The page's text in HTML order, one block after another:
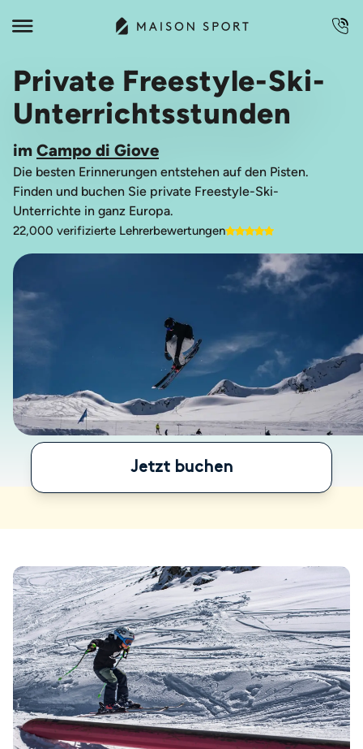
Private Freestyle-Ski-
Unterrichtsstunden
im Campo di Giove
Die besten Erinnerungen entstehen auf den Pisten.
Finden und buchen Sie private Freestyle-Ski-
Unterrichte in ganz Europa.
22,000 verifizierte Lehrerbewertungen
Jetzt buchen